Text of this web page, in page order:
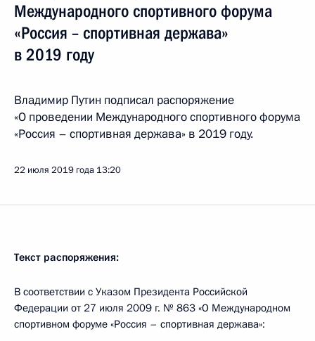
Международного спортивного форума
«Россия – спортивная держава»
в 2019 году
Владимир Путин подписал распоряжение
«О проведении Международного спортивного форума
«Россия – спортивная держава» в 2019 году.
22 июля 2019 года 13:20
Текст распоряжения:
В соответствии с Указом Президента Российской
Федерации от 27 июля 2009 г. № 863 «О Международном
спортивном форуме «Россия – спортивная держава»: